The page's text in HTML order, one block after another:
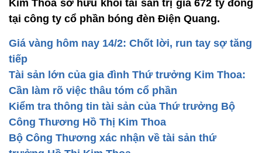
Kim Thoa sở hữu khối tài sản trị giá 672 tỷ đồng
tại công ty cổ phần bóng đèn Điện Quang.
Giá vàng hôm nay 14/2: Chốt lời, run tay sợ tăng
tiếp
Tài sản lớn của gia đình Thứ trưởng Kim Thoa:
Cần làm rõ việc thâu tóm cổ phần
Kiểm tra thông tin tài sản của Thứ trưởng Bộ
Công Thương Hồ Thị Kim Thoa
Bộ Công Thương xác nhận về tài sản thứ